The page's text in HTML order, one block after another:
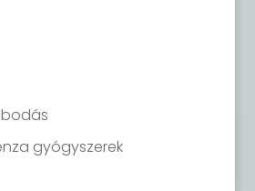
gyógyszerek